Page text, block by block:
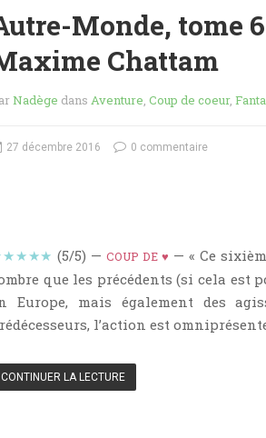
Monde, tome
Chattam
Nadège dans Aventure, Coup de coeur,
27 décembre 2016 0 commentaire
(5/5) — COUP DE ♥ — « Ce
que les précédents (si cela est
Europe, mais également des
l’action est
CONTINUER LA LECTURE